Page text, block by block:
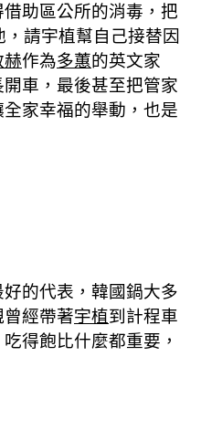
助區公所的消毒，把
請宇植幫自己接替因
赫作為多蕙的英文家
開車，最後甚至把管家
家幸福的舉動，也是
的代表，韓國鍋大多
經帶著宇植到計程車
得飽比什麼都重要，